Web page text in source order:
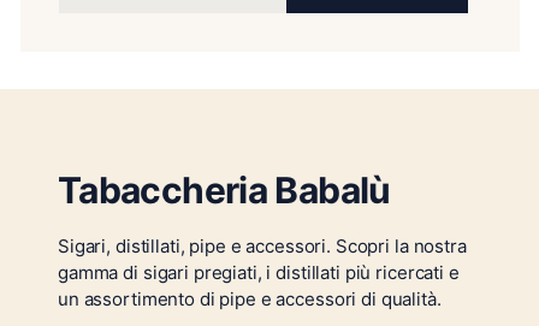
Tabaccheria Babalù
Sigari, distillati, pipe e accessori. Scopri la nostra
gamma di sigari pregiati, i distillati più ricercati e
un assortimento di pipe e accessori di qualità.